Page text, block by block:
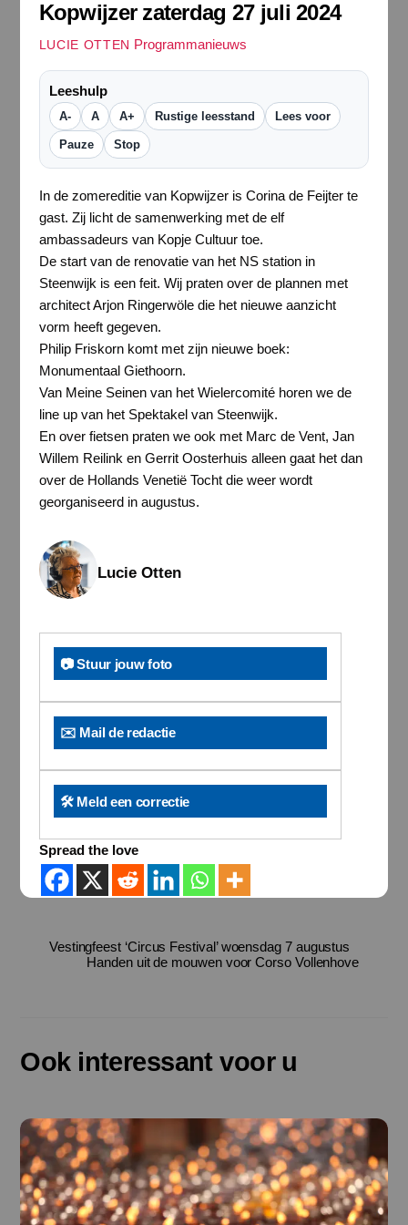
Kopwijzer zaterdag 27 juli 2024
LUCIE OTTEN Programmanieuws
Leeshulp
A- A A+ Rustige leesstand Lees voor
Pauze Stop
In de zomereditie van Kopwijzer is Corina de Feijter te
gast. Zij licht de samenwerking met de elf
ambassadeurs van Kopje Cultuur toe.
De start van de renovatie van het NS station in
Steenwijk is een feit. Wij praten over de plannen met
architect Arjon Ringerwöle die het nieuwe aanzicht
vorm heeft gegeven.
Philip Friskorn komt met zijn nieuwe boek:
Monumentaal Giethoorn.
Van Meine Seinen van het Wielercomité horen we de
line up van het Spektakel van Steenwijk.
En over fietsen praten we ook met Marc de Vent, Jan
Willem Reilink en Gerrit Oosterhuis alleen gaat het dan
over de Hollands Venetië Tocht die weer wordt
georganiseerd in augustus.
Lucie Otten
📷 Stuur jouw foto
✉️ Mail de redactie
🛠️ Meld een correctie
Spread the love
Vestingfeest ‘Circus Festival’ woensdag 7 augustus
Handen uit de mouwen voor Corso Vollenhove
Ook interessant voor u